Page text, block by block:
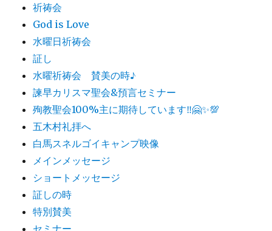
祈祷会
God is Love
水曜日祈祷会
証し
水曜祈祷会 賛美の時♪
諫早カリスマ聖会&預言セミナー
殉教聖会100%主に期待しています‼️🤗✨💯
五木村礼拝へ
白馬スネルゴイキャンプ映像
メインメッセージ
ショートメッセージ
証しの時
特別賛美